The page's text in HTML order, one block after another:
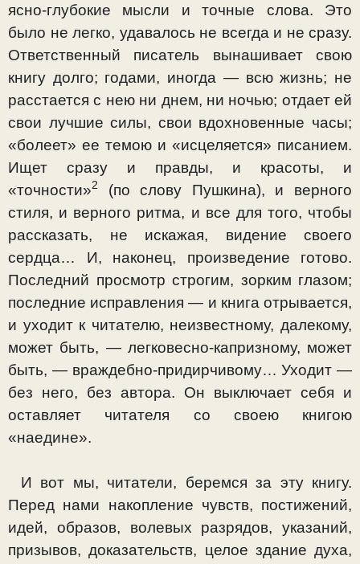
ясно-глубокие мысли и точные слова. Это
было не легко, удавалось не всегда и не сразу.
Ответственный писа­тель вынашивает свою
книгу долго; годами, иногда — всю жизнь; не
расстается с нею ни днем, ни ночью; отдает ей
свои лучшие силы, свои вдохновенные часы;
«болеет» ее темою и «исцеляется» писанием.
Ищет сразу и правды, и красоты, и
«точности»2
(по слову Пушкина), и верного
стиля, и верного ритма, и все для того, чтобы
рассказать, не искажая, видение своего
сердца… И, наконец, произведе­ние готово.
Последний просмотр строгим, зорким глазом;
последние исправления — и книга отрывается,
и уходит к читателю, неизвестному, далекому,
может быть, — легко­весно-капризному, может
быть, — враждебно-придирчи­вому… Уходит —
без него, без автора. Он выключает себя и
оставляет читателя со своею книгою
«наедине».
И вот мы, читатели, беремся за эту книгу.
Перед нами накопление чувств, постижений,
идей, образов, волевых разрядов, указаний,
призывов, доказательств, целое зда­ние духа,